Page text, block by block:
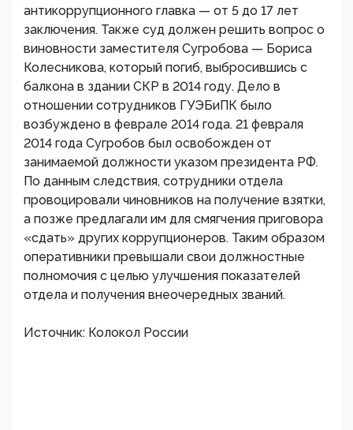
антикоррупционного главка — от 5 до 17 лет
заключения. Также суд должен решить вопрос о
виновности заместителя Сугробова — Бориса
Колесникова, который погиб, выбросившись с
балкона в здании СКР в 2014 году. Дело в
отношении сотрудников ГУЭБиПК было
возбуждено в феврале 2014 года. 21 февраля
2014 года Сугробов был освобожден от
занимаемой должности указом президента РФ.
По данным следствия, сотрудники отдела
провоцировали чиновников на получение взятки,
а позже предлагали им для смягчения приговора
«сдать» других коррупционеров. Таким образом
оперативники превышали свои должностные
полномочия с целью улучшения показателей
отдела и получения внеочередных званий.
Источник: Колокол России